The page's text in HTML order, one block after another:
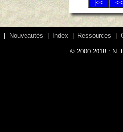
Nouveautés Index Ressources
© 2000-2018 : N.